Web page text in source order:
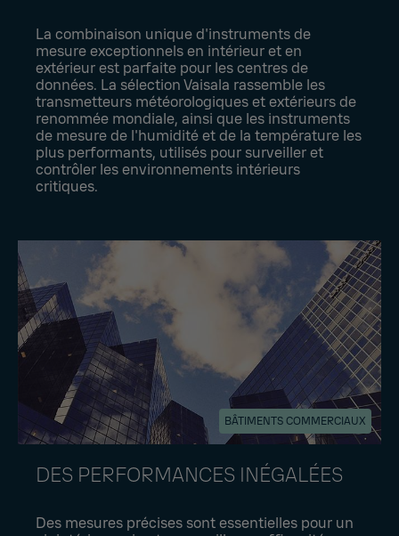
La combinaison unique d'instruments de
mesure exceptionnels en intérieur et en
extérieur est parfaite pour les centres de
données. La sélection Vaisala rassemble les
transmetteurs météorologiques et extérieurs de
renommée mondiale, ainsi que les instruments
de mesure de l'humidité et de la température les
plus performants, utilisés pour surveiller et
contrôler les environnements intérieurs
critiques.
BÂTIMENTS COMMERCIAUX
DES PERFORMANCES INÉGALÉES
Des mesures précises sont essentielles pour un